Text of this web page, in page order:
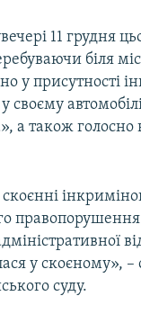
КРИМУ
11 грудня
біля
у присутності
своєму
а також голосно
правопорушення
у скоєному», –
суду.